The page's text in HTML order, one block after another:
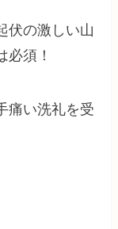
伏の激しい山
必須！
痛い洗礼を受